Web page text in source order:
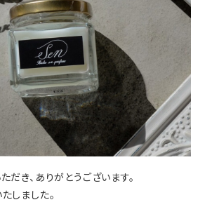
だき、ありがとうございます。
しました。